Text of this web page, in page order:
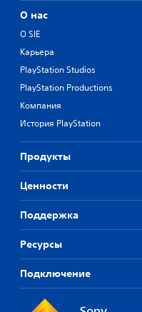
О нас
О SIE
Карьера
PlayStation Studios
PlayStation Productions
Компания
История PlayStation
Продукты
Ценности
Поддержка
Ресурсы
Подключение